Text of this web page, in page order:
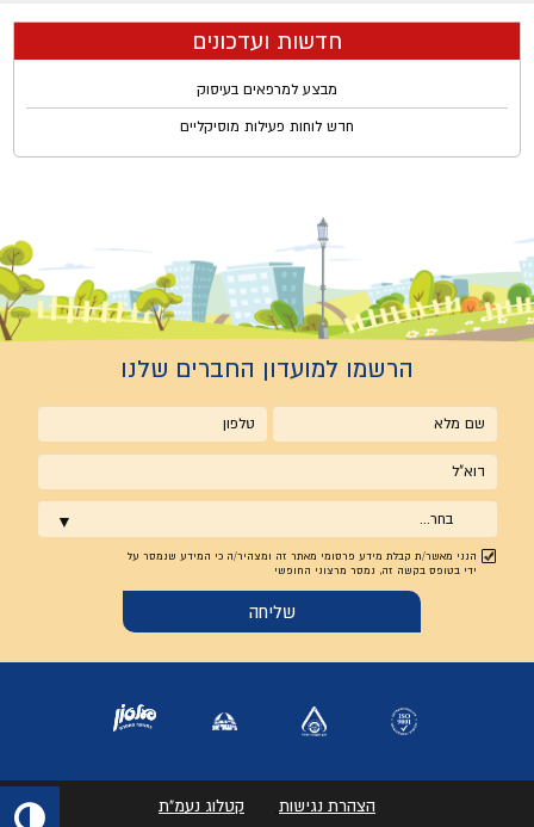
חדשות ועדכונים
מבצע למרפאים בעיסוק
חדש לוחות פעילות מוסיקליים
הרשמו למועדון החברים שלנו
שם
מלא
טלפון
אימייל
בחר...
הנני מאשר/ת קבלת מידע פרסומי מאתר זה ומצהיר/ה כי המידע שנמסר על
ידי בטופס בקשה זה, נמסר מרצוני החופשי
הצהרת נגישות קטלוג נעמ"ת